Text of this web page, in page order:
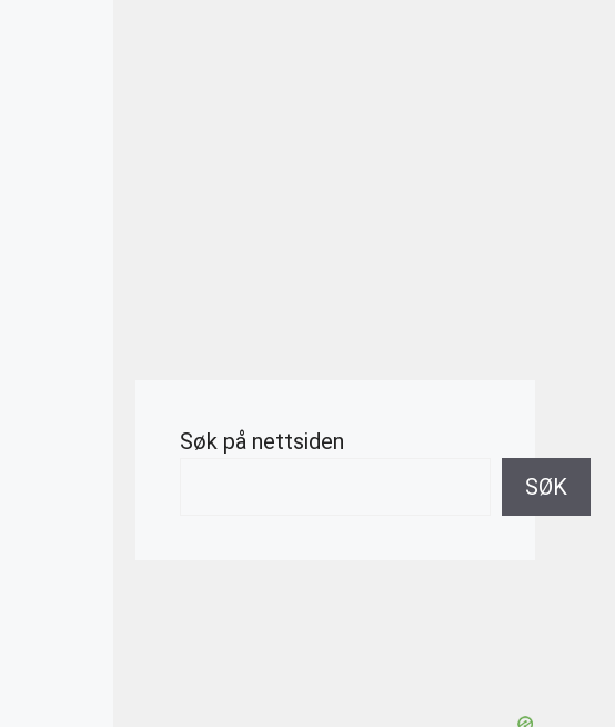
Søk på nettsiden
SØK